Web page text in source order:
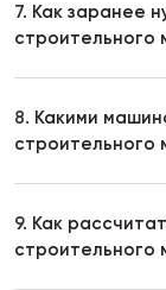
7. Как заранее
строительного
8. Какими
строительного
9. Как
строительного